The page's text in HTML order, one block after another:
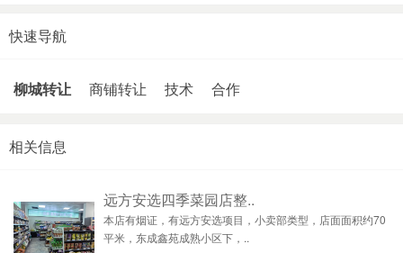
快速导航
柳城转让 商铺转让 技术 合作
相关信息
远方安选四季菜园店整..
本店有烟证，有远方安选项目，小卖部类型，店面面积约70
平米，东成鑫苑成熟小区下，..